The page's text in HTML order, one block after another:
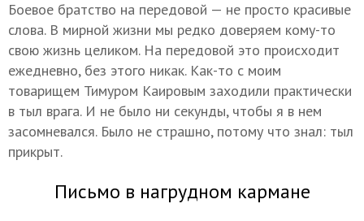
Боевое братство на передовой — не просто красивые
слова. В мирной жизни мы редко доверяем кому-то
свою жизнь целиком. На передовой это происходит
ежедневно, без этого никак. Как-то с моим
товарищем Тимуром Каировым заходили практически
в тыл врага. И не было ни секунды, чтобы я в нем
засомневался. Было не страшно, потому что знал: тыл
прикрыт.
Письмо в нагрудном кармане